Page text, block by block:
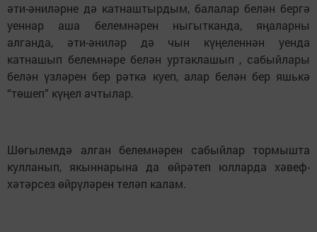
әти-әниләрне дә катнаштырдым, балалар белән бергә
уеннар аша белемнәрен ныгытканда, яңаларны
алганда, әти-әниләр дә чын күңеленнән уенда
катнашып белемнәре белән уртаклашып , сабыйлары
белән үзләрен бер рәткә куеп, алар белән бер яшькә
“төшеп” күңел ачтылар.
Шөгылемдә алган белемнәрен сабыйлар тормышта
кулланып, якыннарына да өйрәтеп юлларда хәвеф-
хәтәрсез өйрүләрен теләп калам.